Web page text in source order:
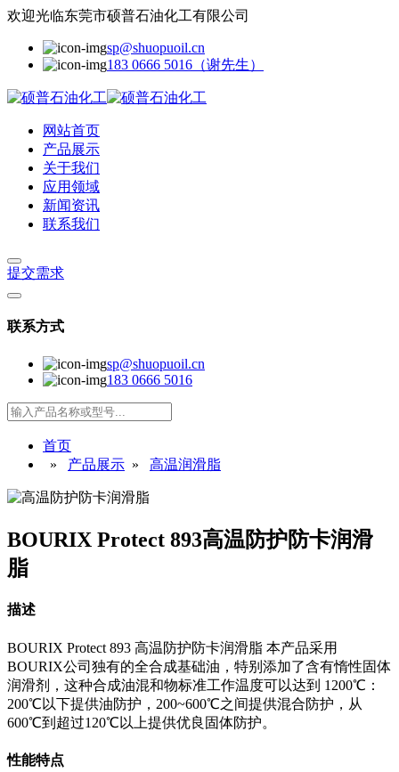
欢迎光临东莞市硕普石油化工有限公司
sp@shuopuoil.cn
183 0666 5016（谢先生）
网站首页
产品展示
关于我们
应用领域
新闻资讯
联系我们
提交需求
联系方式
sp@shuopuoil.cn
183 0666 5016
首页
» 产品展示 » 高温润滑脂
BOURIX Protect 893高温防护防卡润滑
脂
描述
BOURIX Protect 893 高温防护防卡润滑脂 本产品采用
BOURIX公司独有的全合成基础油，特别添加了含有惰性固体
润滑剂，这种合成油混和物标准工作温度可以达到 1200℃：
200℃以下提供油防护，200~600℃之间提供混合防护，从
600℃到超过120℃以上提供优良固体防护。
性能特点